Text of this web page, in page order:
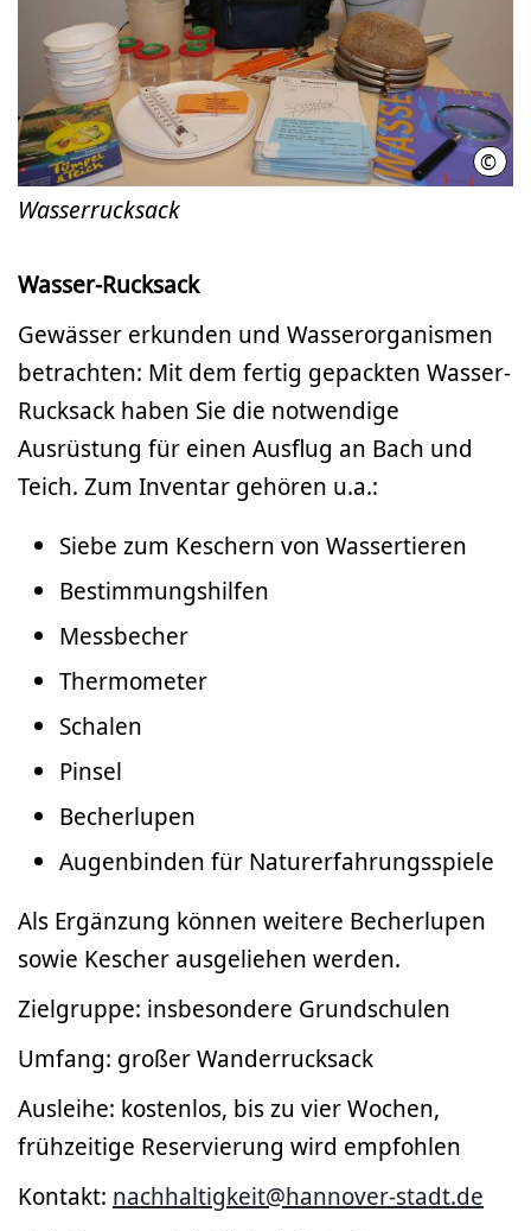
© LHH
Wasserrucksack
Wasser-Rucksack
Gewässer erkunden und Wasserorganismen
betrachten: Mit dem fertig gepackten Wasser-
Rucksack haben Sie die notwendige
Ausrüstung für einen Ausflug an Bach und
Teich. Zum Inventar gehören u.a.:
Siebe zum Keschern von Wassertieren
Bestimmungshilfen
Messbecher
Thermometer
Schalen
Pinsel
Becherlupen
Augenbinden für Naturerfahrungsspiele
Als Ergänzung können weitere Becherlupen
sowie Kescher ausgeliehen werden.
Zielgruppe: insbesondere Grundschulen
Umfang: großer Wanderrucksack
Ausleihe: kostenlos, bis zu vier Wochen,
frühzeitige Reservierung wird empfohlen
Kontakt: nachhaltigkeit@hannover-stadt.de